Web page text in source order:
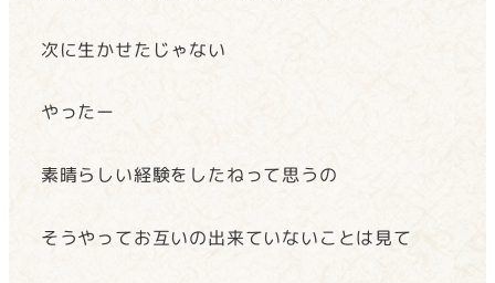
次に生かせたじゃない
やったー
素晴らしい経験をしたねって思うの
そうやってお互いの出来ていないことは見て